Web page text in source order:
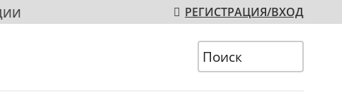
РЕГИСТРАЦИЯ/ВХОД